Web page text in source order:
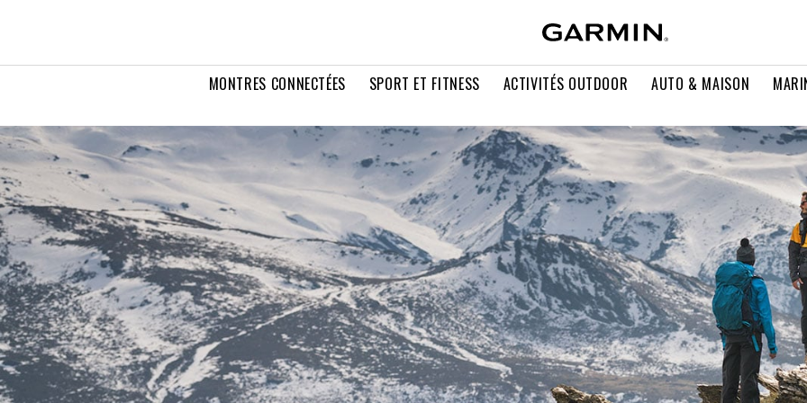
MONTRES CONNECTÉES SPORT ET FITNESS ACTIVITÉS OUTDOOR AUTO & MAISON